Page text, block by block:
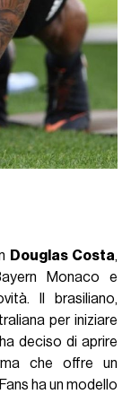
Douglas Costa,
Monaco e
Il brasiliano,
per iniziare
deciso di aprire
che offre un
ha un modello